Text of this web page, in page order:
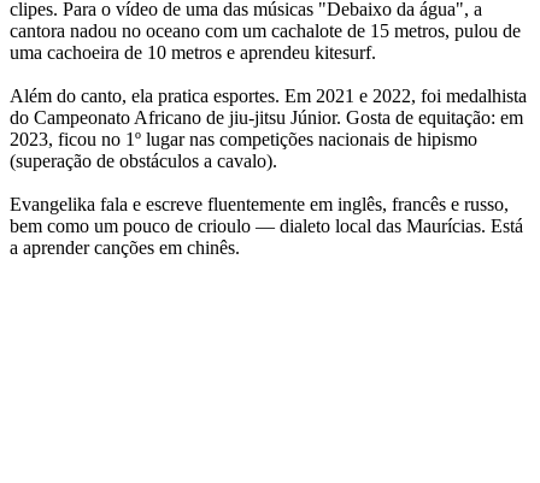
clipes. Para o vídeo de uma das músicas "Debaixo da água", a
cantora nadou no oceano com um cachalote de 15 metros, pulou de
uma cachoeira de 10 metros e aprendeu kitesurf.
Além do canto, ela pratica esportes. Em 2021 e 2022, foi medalhista
do Campeonato Africano de jiu-jitsu Júnior. Gosta de equitação: em
2023, ficou no 1º lugar nas competições nacionais de hipismo
(superação de obstáculos a cavalo).
Evangelika fala e escreve fluentemente em inglês, francês e russo,
bem como um pouco de crioulo — dialeto local das Maurícias. Está
a aprender canções em chinês.